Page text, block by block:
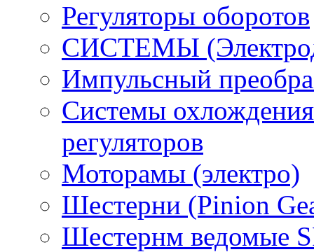
Регуляторы оборотов
СИСТЕМЫ
Импульсный
Системы охлождения
регуляторов
Моторамы (электро)
Шестерни (Pinion
Шестернм ведомые